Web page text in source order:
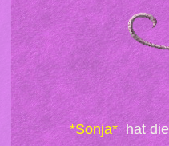
*Sonja*hat die